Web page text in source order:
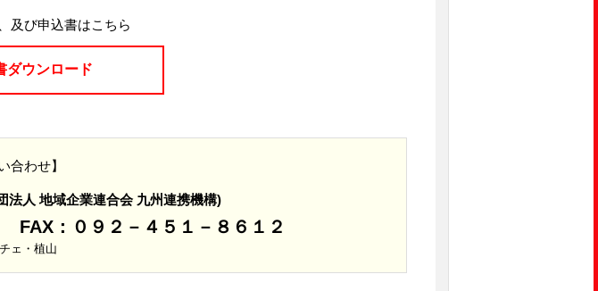
及び申込書はこちら
ダウンロード
合わせ】
法人 地域企業連合会 九州連携機構)
：０９２－４５１－８６１２
ェ・植山